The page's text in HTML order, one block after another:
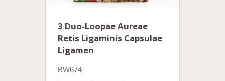
3 Duo-Loopae Aureae
Retis Ligaminis Capsulae
Ligamen
BW674